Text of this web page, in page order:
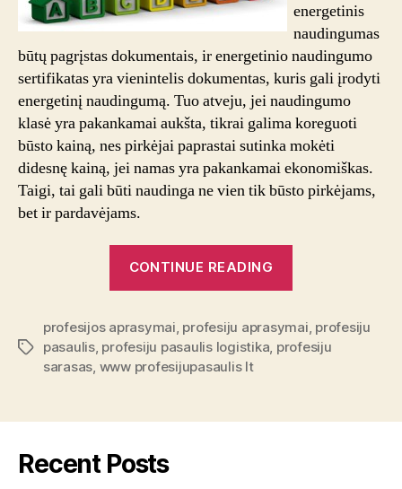
energetinis
naudingumas
būtų pagrįstas dokumentais, ir energetinio naudingumo
sertifikatas yra vienintelis dokumentas, kuris gali įrodyti
energetinį naudingumą. Tuo atveju, jei naudingumo
klasė yra pakankamai aukšta, tikrai galima koreguoti
būsto kainą, nes pirkėjai paprastai sutinka mokėti
didesnę kainą, jei namas yra pakankamai ekonomiškas.
Taigi, tai gali būti naudinga ne vien tik būsto pirkėjams,
bet ir pardavėjams.
CONTINUE READING
ką
ji
Tags
profesijos aprasymai profesiju aprasymai profesiju
pasaulis, profesiju pasaulis logistika profesiju
sarasas www profesijupasaulis lt
Recent Posts